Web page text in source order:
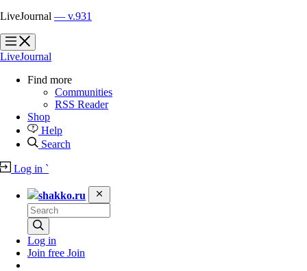
LiveJournal — v.931
?
?
LiveJournal
Find more
Communities
RSS Reader
Shop
Help
Search
Log in `
shakko.ru
Log in
Join free Join